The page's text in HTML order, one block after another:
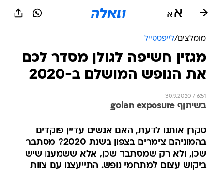
מומלצים/לייפסטייל
מגזין חשיפה לגולן מסדר לכם
את הנופש המושלם ב-2020
30.9.2020 / 6:51
בשיתןף golan exposure
סקרן אותנו לדעת, האם אנשים עדיין פוקדים
בהמוניהם צימרים בצפון בשנת 2020? מסתבר
שכן, ולא רק שמסתבר שכן, אלא ששמענו שיש
ביקוש עצום למתחמי נופש. התייעצנו עם צוות